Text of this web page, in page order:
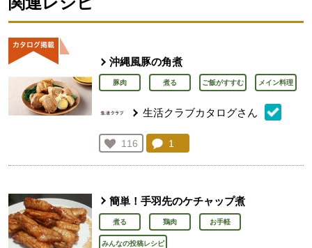
沖縄風豚の角煮
豚肉 煮る ご飯がすすむ メイン料理
生活クラブカタログさん
お気に入り登録：
116
人が登録
コメント：
1
簡単！手羽先のケチャップ煮
煮る 鶏肉 お手軽
みんなの投稿レシピ